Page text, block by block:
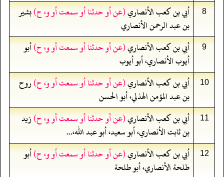
8 أبي بن كعب الأنصاري(عن أو حدثنا أو سمعت أو و، ح)بشير
بن عبد الرحمن الأنصاري
9 أبي بن كعب الأنصاري(عن أو حدثنا أو سمعت أو و، ح)أبو
أيوب الأنصاري، أبو أيوب
10 أبي بن كعب الأنصاري(عن أو حدثنا أو سمعت أو و، ح)روح
بن عبد المؤمن الهذلي، أبو الحسن
11 أبي بن كعب الأنصاري(عن أو حدثنا أو سمعت أو و، ح)زيد
بن ثابت الأنصاري، أبو سعيد، أبو عبد الله،...
12 أبي بن كعب الأنصاري(عن أو حدثنا أو سمعت أو و، ح)أبو
طلحة الأنصاري، أبو طلحة